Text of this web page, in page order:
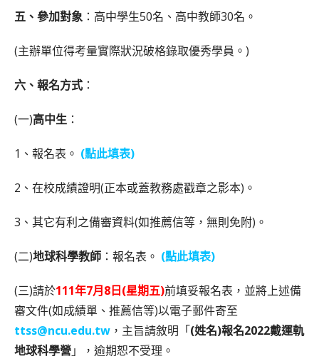
五、參加對象 ：高中學生50名、高中教師30名。
(主辦單位得考量實際狀況破格錄取優秀學員。)
六、報名方式 ：
(一)高中生 ：
1、報名表。 (點此填表)
2、在校成績證明(正本或蓋教務處戳章之影本)。
3、其它有利之備審資料(如推薦信等，無則免附)。
(二)地球科學教師 ：報名表。 (點此填表)
(三)請於111年7月8日(星期五)前填妥報名表，並將上述備
審文件(如成績單、推薦信等)以電子郵件寄至
ttss@ncu.edu.tw ，主旨請敘明「(姓名)報名2022戴運軌
地球科學營」，逾期恕不受理。